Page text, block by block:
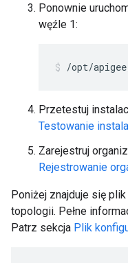
Ponownie
węźle 1:
/opt/
Przetestuj
Testowanie
Zarejestruj
Rejestrowanie
Poniżej znajduje się
topologii. Pełne
Patrz sekcja Plik